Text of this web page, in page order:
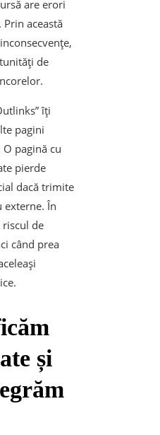
are erori
Prin această
de
îți
pagini
pagină cu
pierde
dacă trimite
externe. În
riscul de
când prea
și